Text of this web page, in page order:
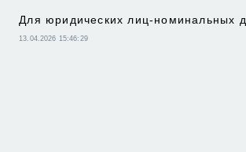
Для юридических лиц-номинальных
13.04.2026 15:46:29